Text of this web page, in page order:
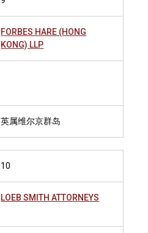
FORBES HARE (HONG
KONG) LLP
英属维尔京群岛
10
LOEB SMITH ATTORNEYS